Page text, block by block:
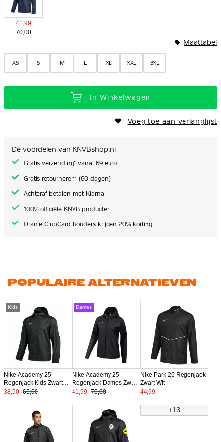
41,99
70,00
XS S M L XL XXL 3XL
Maattabel
In Winkelwagen
Voeg toe aan verlanglijst
De voordelen van KNVBshop.nl
Gratis verzending* vanaf 69 euro
Gratis retourneren* (60 dagen)
Achteraf betalen met Klarna
100% officiële KNVB producten
Oranje ClubCard houders krijgen 20% korting
POPULAIRE ALTERNATIEVEN
Kids
Nike Academy 25
Regenjack Kids Zwart
Wit
38,50 65,00
Dames
Nike Academy 25
Regenjack Dames Zwart
Wit
41,99 70,00
Nike Park 26 Regenjack
Zwart Wit
44,99
+13